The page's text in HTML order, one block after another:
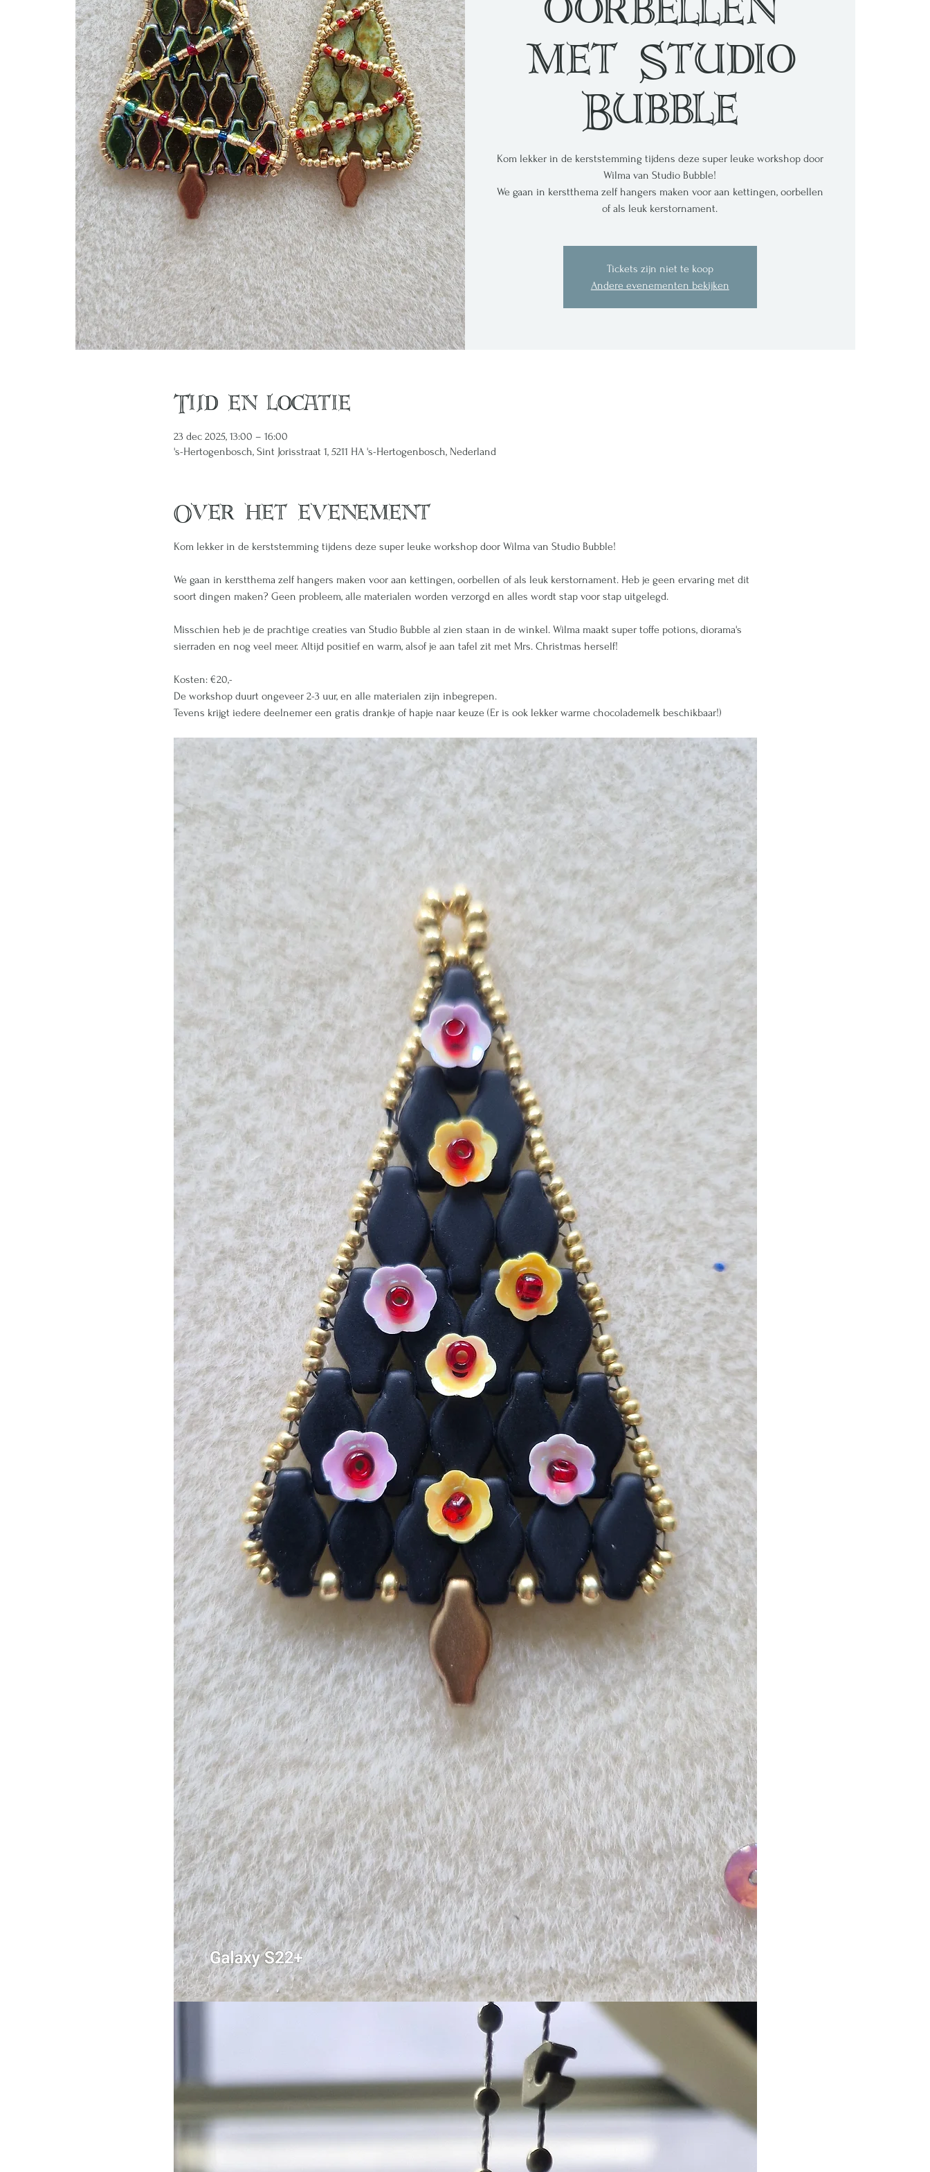
oorbellen
met Studio
Bubble
Kom lekker in de kerststemming tijdens deze super leuke workshop door
Wilma van Studio Bubble!
We gaan in kerstthema zelf hangers maken voor aan kettingen, oorbellen
of als leuk kerstornament.
Tickets zijn niet te koop
Andere evenementen bekijken
Tijd en locatie
23 dec 2025, 13:00 – 16:00
's-Hertogenbosch, Sint Jorisstraat 1, 5211 HA 's-Hertogenbosch, Nederland
Over het evenement
Kom lekker in de kerststemming tijdens deze super leuke workshop door Wilma van Studio Bubble!
We gaan in kerstthema zelf hangers maken voor aan kettingen, oorbellen of als leuk kerstornament. Heb je geen ervaring met dit
soort dingen maken? Geen probleem, alle materialen worden verzorgd en alles wordt stap voor stap uitgelegd.
Misschien heb je de prachtige creaties van Studio Bubble al zien staan in de winkel. Wilma maakt super toffe potions, diorama's
sierraden en nog veel meer. Altijd positief en warm, alsof je aan tafel zit met Mrs. Christmas herself!
Kosten: €20,-
De workshop duurt ongeveer 2-3 uur, en alle materialen zijn inbegrepen.
Tevens krijgt iedere deelnemer een gratis drankje of hapje naar keuze (Er is ook lekker warme chocolademelk beschikbaar!)